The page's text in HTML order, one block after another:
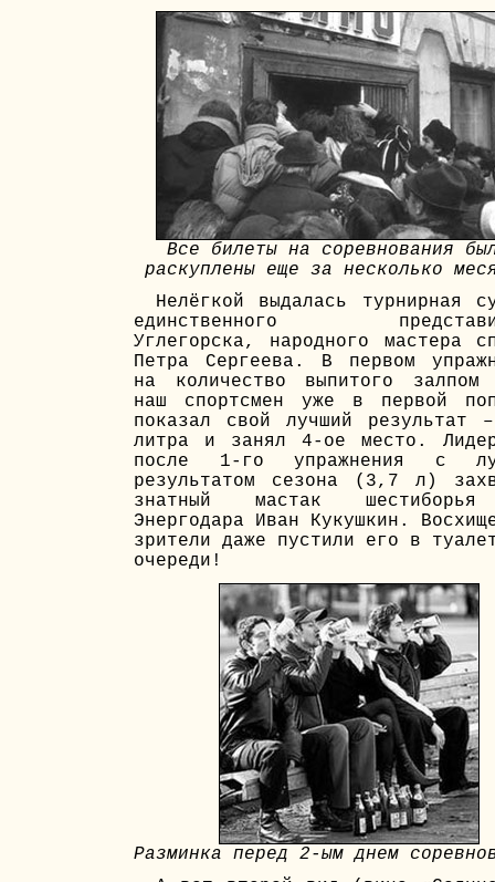
Все билеты на соревнования
раскуплены еще за несколько
Нелёгкой выдалась турнирная
единственного
Углегорска, народного мастера
Петра Сергеева. В первом
на количество выпитого залпом
наш спортсмен уже в первой
показал свой лучший результат
литра и занял 4-ое место.
после 1-го упражнения с
результатом сезона (3,7 л)
знатный мастак
Энергодара Иван Кукушкин.
зрители даже пустили его в
очереди!
Разминка перед 2-ым днем